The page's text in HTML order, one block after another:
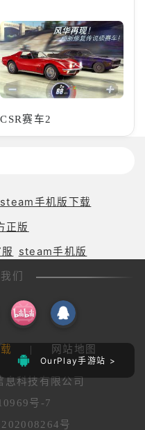
OurPlay手游站 >
CSR赛车2
steam手机版下载
正版
steam手机版
们
| 网站地图
息科技有限公司
号-7
号